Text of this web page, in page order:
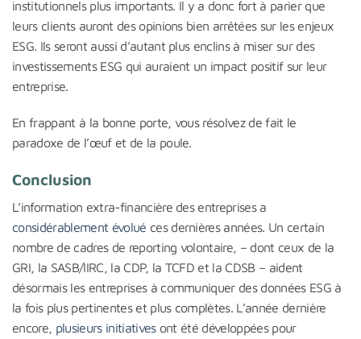
institutionnels plus importants. Il y a donc fort à parier que
leurs clients auront des opinions bien arrêtées sur les enjeux
ESG. Ils seront aussi d’autant plus enclins à miser sur des
investissements ESG qui auraient un impact positif sur leur
entreprise.
En frappant à la bonne porte, vous résolvez de fait le
paradoxe de l’œuf et de la poule.
Conclusion
L’information extra-financière des entreprises a
considérablement évolué ces dernières années. Un certain
nombre de cadres de reporting volontaire, – dont ceux de la
GRI, la SASB/IIRC, la CDP, la TCFD et la CDSB – aident
désormais les entreprises à communiquer des données ESG à
la fois plus pertinentes et plus complètes. L’année dernière
encore, plusieurs initiativesont été développées pour